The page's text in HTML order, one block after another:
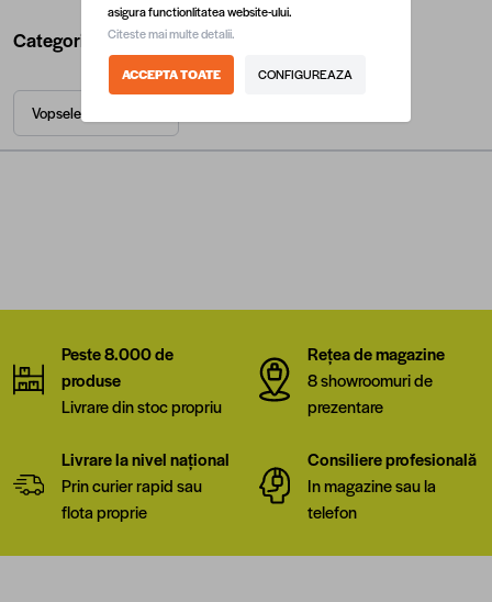
Categorii utile
Vopsele pentru lemn
Peste 8.000 de
produse
Livrare din stoc propriu
Rețea de magazine
8 showroomuri de
prezentare
Livrare la nivel național
Prin curier rapid sau
flota proprie
Consiliere profesională
In magazine sau la
telefon
asigura functionlitatea website-ului.
Citeste mai multe detalii.
ACCEPTA TOATE CONFIGUREAZA